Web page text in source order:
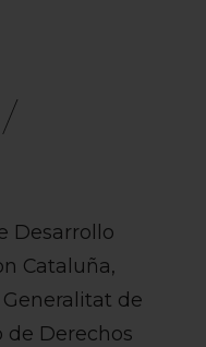
Desarrollo
Cataluña,
de
de Derechos